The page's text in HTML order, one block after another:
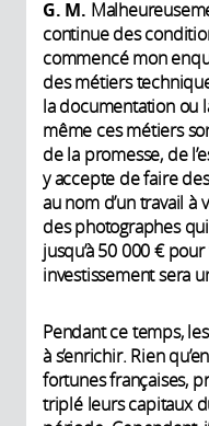
G. M.
continue des
commencé mon
des métiers
la documentation ou
même ces métiers
de la promesse, de
y accepte de faire
au nom d’un travail à
des photographes
jusqu’à 50 000 €
investissement sera
Pendant ce temps,
à s’enrichir. Rien
fortunes françaises,
triplé leurs capitaux